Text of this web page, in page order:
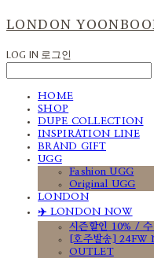
LONDON
LOG IN 로그인
HOME
SHOP
DUPE COLLECTION
INSPIRATION LINE
BRAND GIFT
UGG
Fashion UGG
Original UGG
LONDON
✈️ LONDON NOW
시즌할인 10% /
[호주발송] 24FW
OUTLET